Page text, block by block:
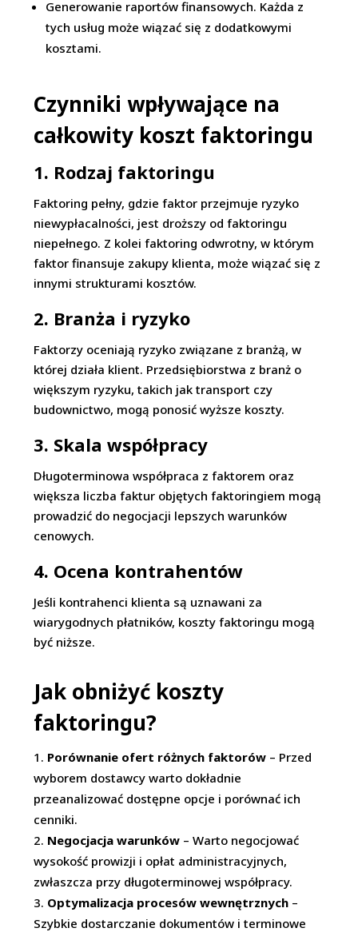
Generowanie raportów finansowych. Każda z
tych usług może wiązać się z dodatkowymi
kosztami.
Czynniki wpływające na
całkowity koszt faktoringu
1. Rodzaj faktoringu
Faktoring pełny, gdzie faktor przejmuje ryzyko
niewypłacalności, jest droższy od faktoringu
niepełnego. Z kolei faktoring odwrotny, w którym
faktor finansuje zakupy klienta, może wiązać się z
innymi strukturami kosztów.
2. Branża i ryzyko
Faktorzy oceniają ryzyko związane z branżą, w
której działa klient. Przedsiębiorstwa z branż o
większym ryzyku, takich jak transport czy
budownictwo, mogą ponosić wyższe koszty.
3. Skala współpracy
Długoterminowa współpraca z faktorem oraz
większa liczba faktur objętych faktoringiem mogą
prowadzić do negocjacji lepszych warunków
cenowych.
4. Ocena kontrahentów
Jeśli kontrahenci klienta są uznawani za
wiarygodnych płatników, koszty faktoringu mogą
być niższe.
Jak obniżyć koszty
faktoringu?
Porównanie ofert różnych faktorów – Przed
wyborem dostawcy warto dokładnie
przeanalizować dostępne opcje i porównać ich
cenniki.
Negocjacja warunków – Warto negocjować
wysokość prowizji i opłat administracyjnych,
zwłaszcza przy długoterminowej współpracy.
Optymalizacja procesów wewnętrznych –
Szybkie dostarczanie dokumentów i terminowe